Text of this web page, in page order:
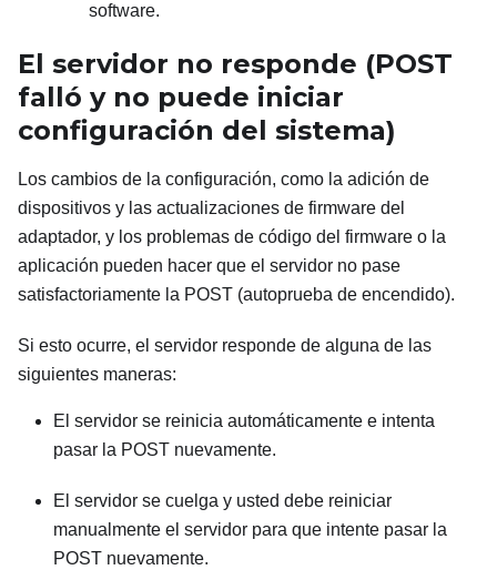
software.
El servidor no responde (POST
falló y no puede iniciar
configuración del sistema)
Los cambios de la configuración, como la adición de
dispositivos y las actualizaciones de firmware del
adaptador, y los problemas de código del firmware o la
aplicación pueden hacer que el servidor no pase
satisfactoriamente la POST (autoprueba de encendido).
Si esto ocurre, el servidor responde de alguna de las
siguientes maneras:
El servidor se reinicia automáticamente e intenta
pasar la POST nuevamente.
El servidor se cuelga y usted debe reiniciar
manualmente el servidor para que intente pasar la
POST nuevamente.